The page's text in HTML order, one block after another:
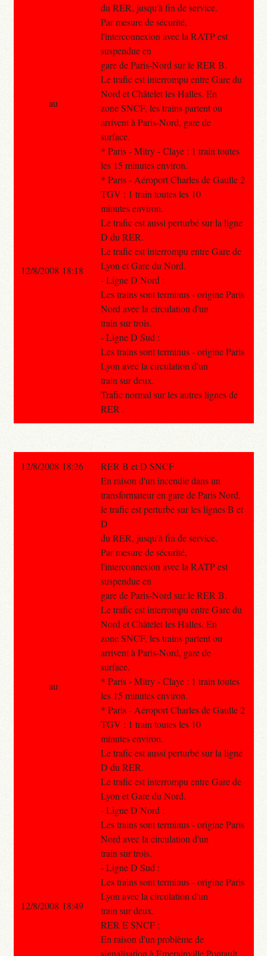
du RER, jusqu'à fin de service.
Par mesure de sécurité,
l'interconnexion avec la RATP est
suspendue en
gare de Paris-Nord sur le RER B.
Le trafic est interrompu entre Gare du
Nord et Châtelet les Halles. En
zone SNCF, les trains partent ou
arrivent à Paris-Nord, gare de
surface.
* Paris - Mitry - Claye : 1 train toutes
les 15 minutes environ.
* Paris - Aéroport Charles de Gaulle 2
TGV : 1 train toutes les 10
minutes environ.
Le trafic est aussi perturbé sur la ligne
D du RER.
Le trafic est interrompu entre Gare de
Lyon et Gare du Nord.
- Ligne D Nord :
Les trains sont terminus - origine Paris
Nord avec la circulation d'un
train sur trois.
- Ligne D Sud :
Les trains sont terminus - origine Paris
Lyon avec la circulation d'un
train sur deux.
Trafic normal sur les autres lignes de
RER .
au
12/8/2008 18:18
12/8/2008 18:26
RER B et D SNCF
En raison d'un incendie dans un
transformateur en gare de Paris Nord,
le trafic est perturbé sur les lignes B et
D
du RER, jusqu'à fin de service.
Par mesure de sécurité,
l'interconnexion avec la RATP est
suspendue en
gare de Paris-Nord sur le RER B.
Le trafic est interrompu entre Gare du
Nord et Châtelet les Halles. En
zone SNCF, les trains partent ou
arrivent à Paris-Nord, gare de
surface.
* Paris - Mitry - Claye : 1 train toutes
les 15 minutes environ.
* Paris - Aéroport Charles de Gaulle 2
TGV : 1 train toutes les 10
minutes environ.
Le trafic est aussi perturbé sur la ligne
D du RER.
Le trafic est interrompu entre Gare de
Lyon et Gare du Nord.
- Ligne D Nord :
Les trains sont terminus - origine Paris
Nord avec la circulation d'un
train sur trois.
- Ligne D Sud :
Les trains sont terminus - origine Paris
Lyon avec la circulation d'un
train sur deux.
RER E SNCF :
En raison d'un problème de
signalisation à Emerainville Pontault
au
12/8/2008 18:49